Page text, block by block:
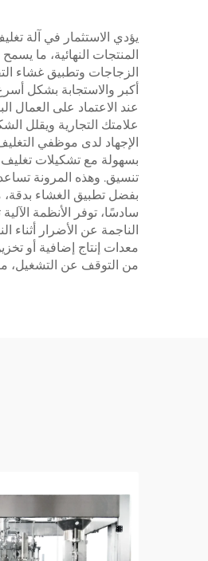
يؤدي الاستثمار في آلة
المنتجات النهائية، ما
الزجاجات وتطبيق غشاء
أكبر والاستجابة بشكل
عند الاعتماد على العمال
علامتك التجارية ويقلل
الإجهاد لدى موظفي
تنسيق. وهذه المرونة
بفضل تطبيق الغشاء
سادسًا، توفر الأنظمة
الناجمة عن الأضرار أثناء
معدات إنتاج إضافية أو
من التوقف عن التشغيل،